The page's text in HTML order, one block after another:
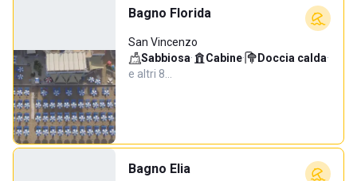
Bagno Florida
San Vincenzo
Sabbiosa· Cabine· Doccia calda·
e altri 8…
Bagno Elia